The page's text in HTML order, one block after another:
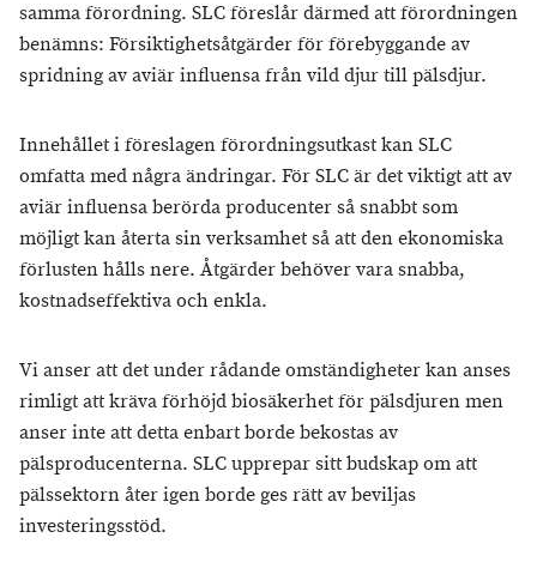
samma förordning. SLC föreslår därmed att förordningen
benämns: Försiktighetsåtgärder för förebyggande av
spridning av aviär influensa från vild djur till pälsdjur.
Innehållet i föreslagen förordningsutkast kan SLC
omfatta med några ändringar. För SLC är det viktigt att av
aviär influensa berörda producenter så snabbt som
möjligt kan återta sin verksamhet så att den ekonomiska
förlusten hålls nere. Åtgärder behöver vara snabba,
kostnadseffektiva och enkla.
Vi anser att det under rådande omständigheter kan anses
rimligt att kräva förhöjd biosäkerhet för pälsdjuren men
anser inte att detta enbart borde bekostas av
pälsproducenterna. SLC upprepar sitt budskap om att
pälssektorn åter igen borde ges rätt av beviljas
investeringsstöd.